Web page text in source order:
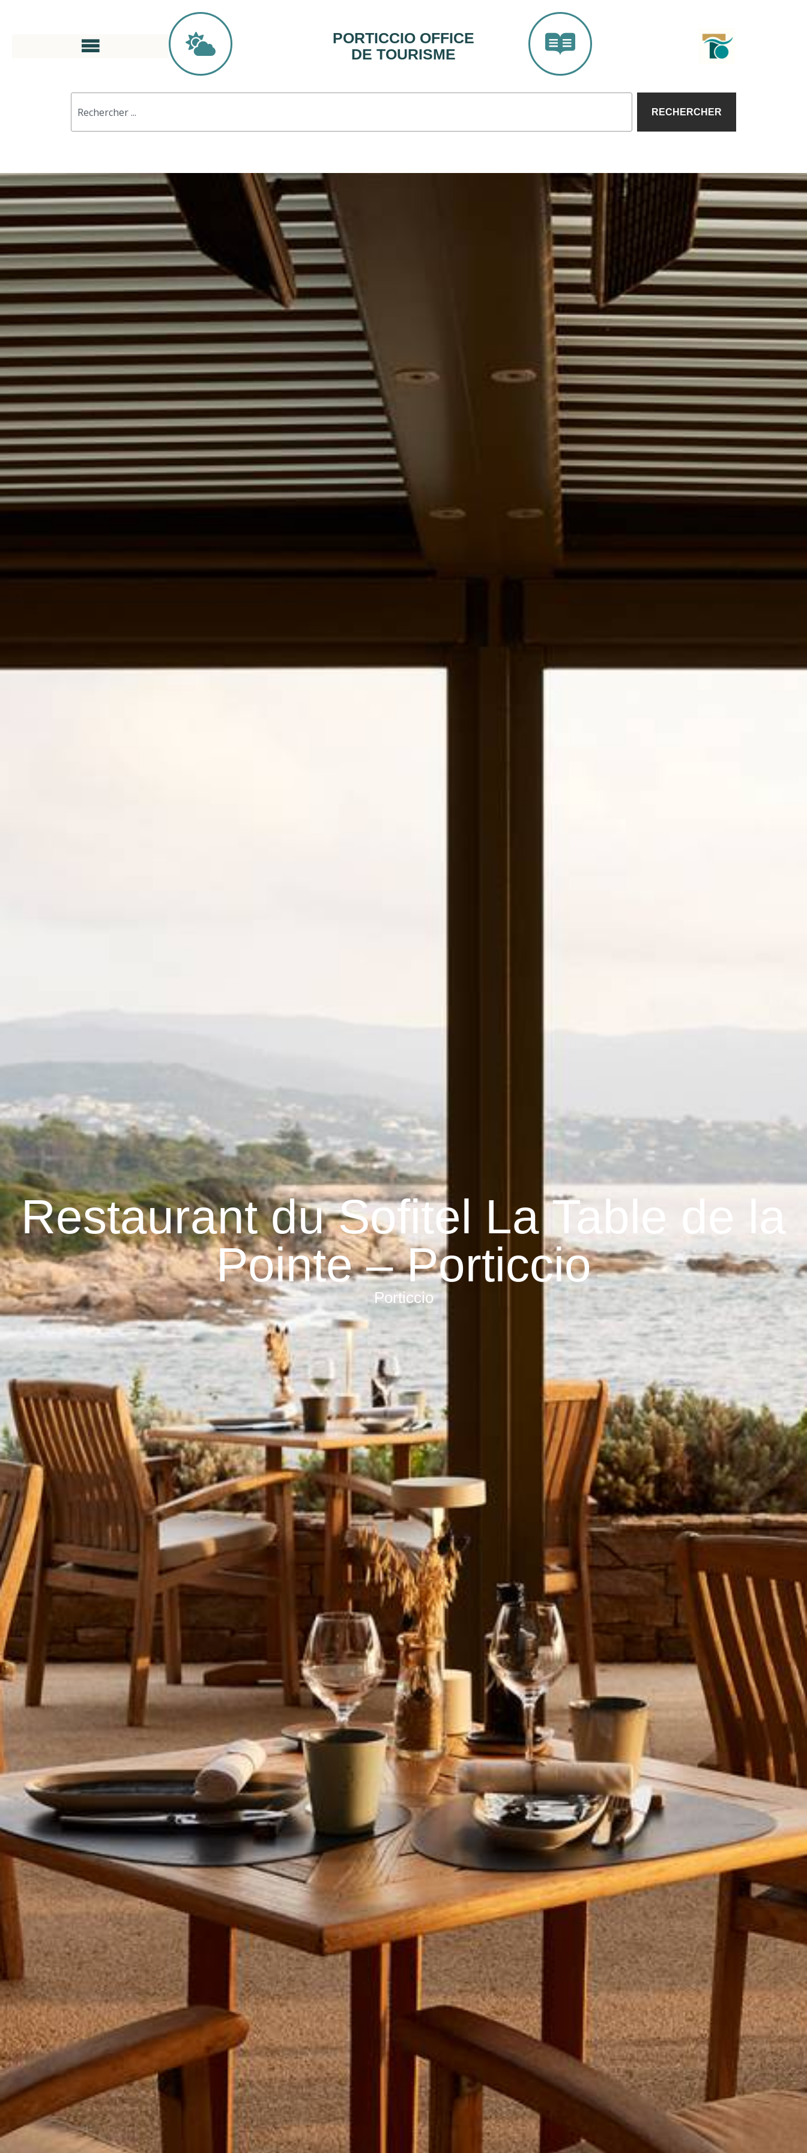
PORTICCIO OFFICE
DE TOURISME
RECHERCHER
Restaurant du Sofitel La Table de la
Pointe – Porticcio
Porticcio